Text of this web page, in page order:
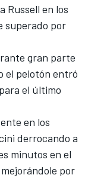
Russell en los
superado por
gran parte
el pelotón entró
el último
en los
derrocando a
minutos en el
por